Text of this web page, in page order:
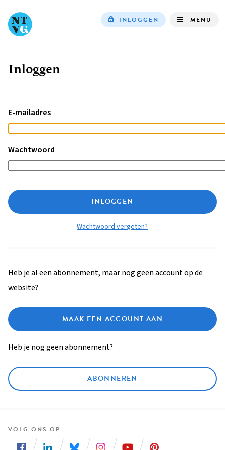
INLOGGEN MENU
Kruimelpad
Inloggen
E-mailadres
Wachtwoord
INLOGGEN
Wachtwoord vergeten?
Heb je al een abonnement, maar nog geen account op de
website?
MAAK EEN ACCOUNT AAN
Heb je nog geen abonnement?
ABONNEREN
VOLG ONS OP